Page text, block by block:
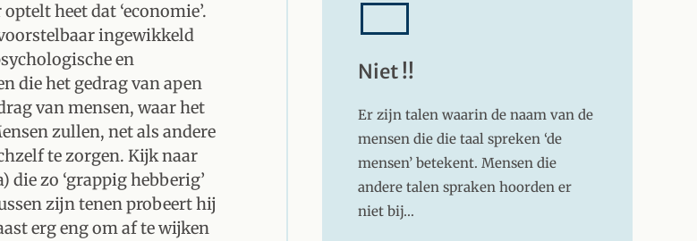
heet dat ‘economie’.
ingewikkeld
en
die het gedrag van apen
van mensen, waar het
zullen, net als andere
te zorgen. Kijk naar
zo ‘grappig hebberig’
zijn tenen probeert hij
erg eng om af te wijken
Niet !!
Er zijn talen waarin de naam van de
mensen die die taal spreken ‘de
mensen’ betekent. Mensen die
andere talen spraken hoorden er
niet bij…